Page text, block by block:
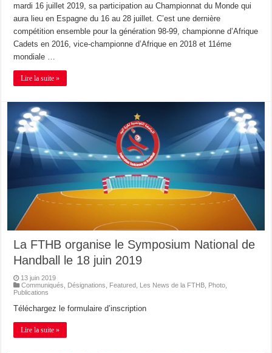
mardi 16 juillet 2019, sa participation au Championnat du Monde qui
aura lieu en Espagne du 16 au 28 juillet. C’est une dernière
compétition ensemble pour la génération 98-99, championne d’Afrique
Cadets en 2016, vice-championne d’Afrique en 2018 et 11éme
mondiale …
Lire la suite »
La FTHB organise le Symposium National de
Handball le 18 juin 2019
13 juin 2019
Communiqués
Désignations Featured Les News de la FTHB Photo
Publications
Téléchargez le formulaire d’inscription
Lire la suite »